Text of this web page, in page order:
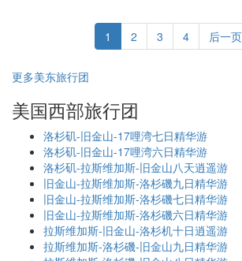
1 2 3 4 后一
更多美东旅行团
美国西部旅行团
洛杉矶-旧金山-17哩湾七日精华游
洛杉矶-旧金山-17哩湾六日精华游
洛杉矶-拉斯维加斯-旧金山八天逍遥游
旧金山-拉斯维加斯-洛杉磯九日精华游
旧金山-拉斯维加斯-洛杉磯七日精华游
旧金山-拉斯维加斯-洛杉磯六日精华游
拉斯维加斯-旧金山-洛杉机十日逍遥游
拉斯维加斯-洛杉磯-旧金山九日精华游